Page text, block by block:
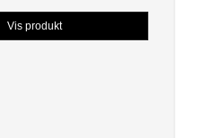
Vis produkt